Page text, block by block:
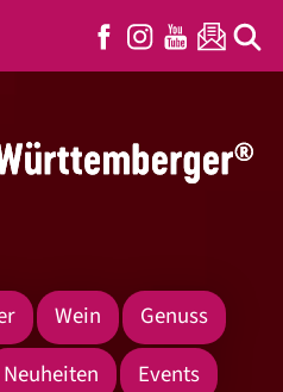
Wein
Genuss
Neuheiten Events